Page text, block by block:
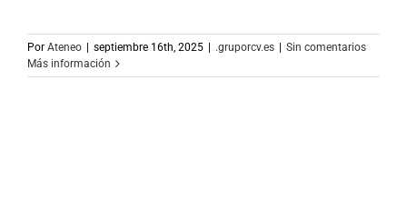
Por Ateneo septiembre 16th, 2025 .gruporcv.es
Sin comentarios
Más información